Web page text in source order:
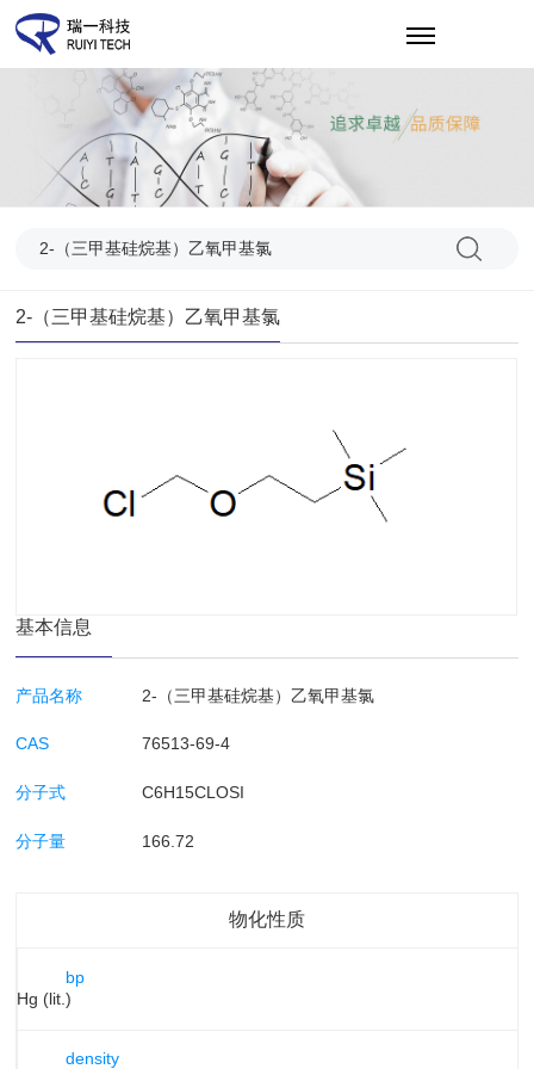
2-（三甲基硅烷基）乙氧甲基氯
基本信息
产品名称 2-（三甲基硅烷基）乙氧甲基氯
CAS 76513-69-4
分子式 C6H15CLOSI
分子量 166.72
物化性质
bp
(lit.)
density